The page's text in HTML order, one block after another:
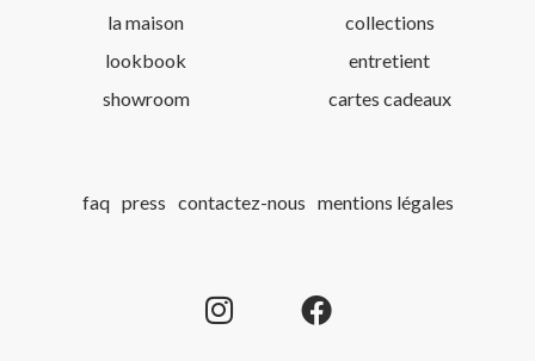
la maison
lookbook
showroom
collections
entretient
cartes cadeaux
faq press contactez-nous mentions légales